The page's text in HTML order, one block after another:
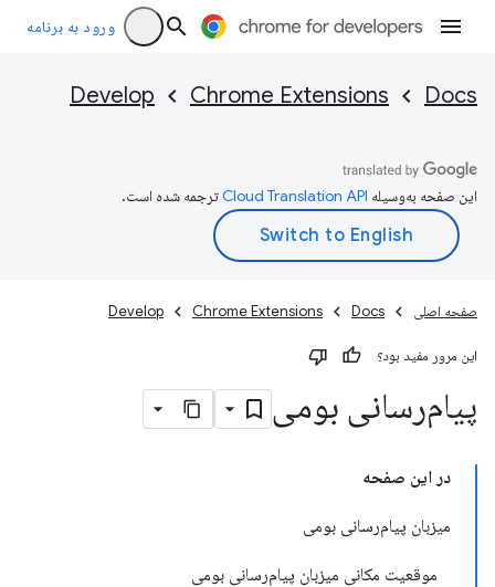
ورود به برنامه
Docs
Chrome Extensions
Develop
این صفحه به‌وسیله ترجمه شده است.
صفحه اصلی Docs
Chrome Extensions
Develop
این مرور مفید بود؟
پیام‌رسانی بومی
در این صفحه
میزبان پیام‌رسانی بومی
موقعیت مکانی میزبان پیام‌رسانی بومی